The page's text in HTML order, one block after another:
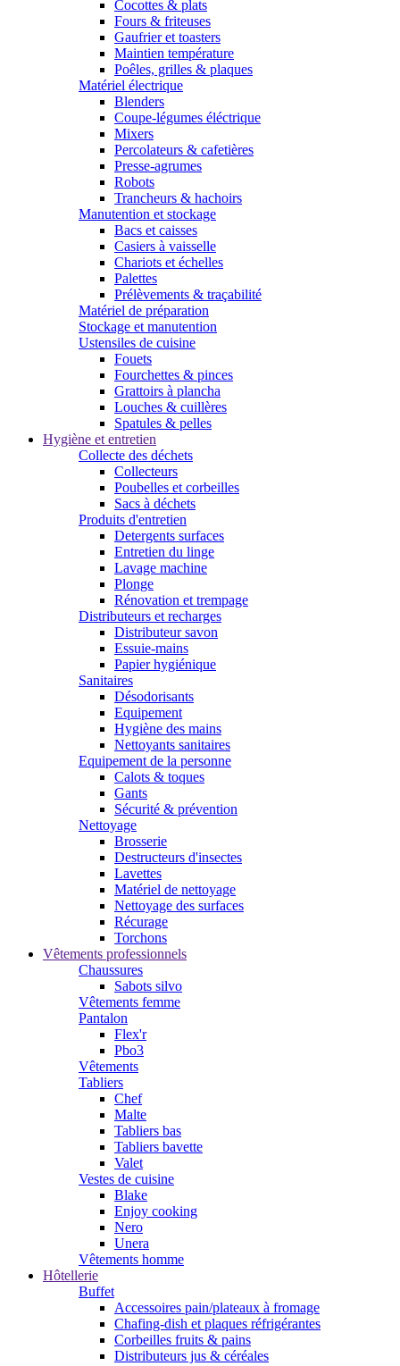
Cocottes & plats
Fours & friteuses
Gaufrier et toasters
Maintien température
Poêles, grilles & plaques
Matériel électrique
Blenders
Coupe-légumes éléctrique
Mixers
Percolateurs & cafetières
Presse-agrumes
Robots
Trancheurs & hachoirs
Manutention et stockage
Bacs et caisses
Casiers à vaisselle
Chariots et échelles
Palettes
Prélèvements & traçabilité
Matériel de préparation
Stockage et manutention
Ustensiles de cuisine
Fouets
Fourchettes & pinces
Grattoirs à plancha
Louches & cuillères
Spatules & pelles
Hygiène et entretien
Collecte des déchets
Collecteurs
Poubelles et corbeilles
Sacs à déchets
Produits d'entretien
Detergents surfaces
Entretien du linge
Lavage machine
Plonge
Rénovation et trempage
Distributeurs et recharges
Distributeur savon
Essuie-mains
Papier hygiénique
Sanitaires
Désodorisants
Equipement
Hygiène des mains
Nettoyants sanitaires
Equipement de la personne
Calots & toques
Gants
Sécurité & prévention
Nettoyage
Brosserie
Destructeurs d'insectes
Lavettes
Matériel de nettoyage
Nettoyage des surfaces
Récurage
Torchons
Vêtements professionnels
Chaussures
Sabots silvo
Vêtements femme
Pantalon
Flex'r
Pbo3
Vêtements
Tabliers
Chef
Malte
Tabliers bas
Tabliers bavette
Valet
Vestes de cuisine
Blake
Enjoy cooking
Nero
Unera
Vêtements homme
Hôtellerie
Buffet
Accessoires pain/plateaux à fromage
Chafing-dish et plaques réfrigérantes
Corbeilles fruits & pains
Distributeurs jus & céréales